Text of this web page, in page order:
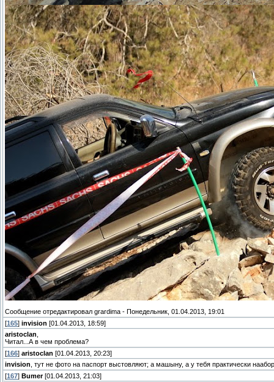
Сообщение отредактировал grardima - Понедельник, 01.04.2013, 19:01
[165] invision [01.04.2013, 18:59]
aristoclan
Читал...А в чем проблема?
[166] aristoclan [01.04.2013, 20:23]
invision , тут не фото на паспорт выстовляют; а машыну, а у тебя практически
[167] Bumer[01.04.2013, 21:03]